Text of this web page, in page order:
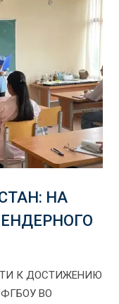
НА
К ДОСТИЖЕНИЮ
ФГБОУ ВО